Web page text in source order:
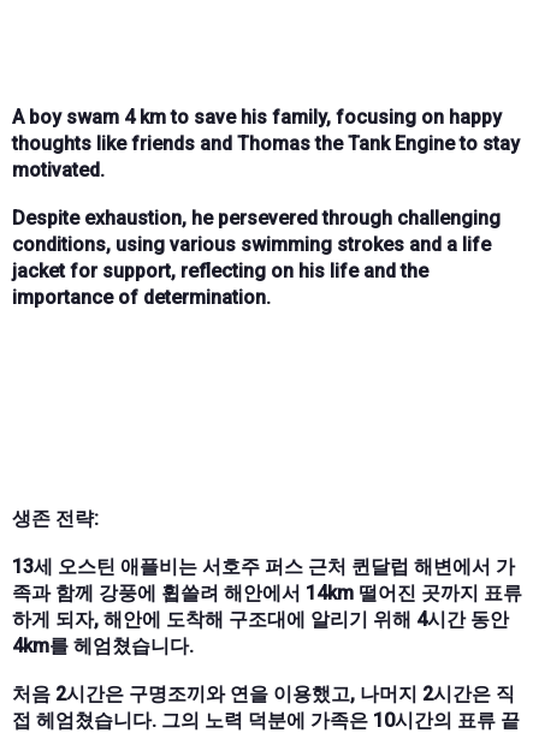
A boy swam 4 km to save his family, focusing on happy
thoughts like friends and Thomas the Tank Engine to stay
motivated.
Despite exhaustion, he persevered through challenging
conditions, using various swimming strokes and a life
jacket for support, reflecting on his life and the
importance of determination.
생존 전략:
13세 오스틴 애플비는 서호주 퍼스 근처 퀸달럽 해변에서 가
족과 함께 강풍에 휩쓸려 해안에서 14km 떨어진 곳까지 표류
하게 되자, 해안에 도착해 구조대에 알리기 위해 4시간 동안
4km를 헤엄쳤습니다.
처음 2시간은 구명조끼와 연을 이용했고, 나머지 2시간은 직
접 헤엄쳤습니다. 그의 노력 덕분에 가족은 10시간의 표류 끝